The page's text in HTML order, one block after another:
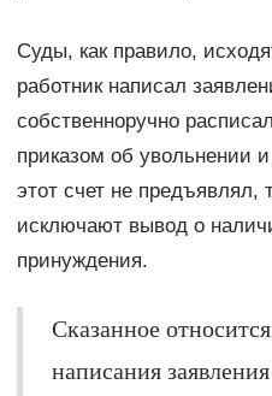
Суды, как правило,
работник написал
собственноручно
приказом об увольнении
этот счет не предъявлял,
исключают вывод о
принуждения.
Сказанное
написания